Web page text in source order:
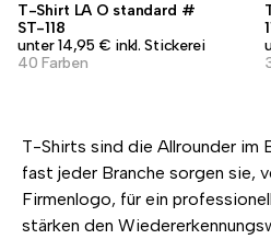
T-Shirt LA O standard #
ST-118
unter 14,95 € inkl. Stickerei
40 Farben
T-Shirts sind die Allrounder im
fast jeder Branche sorgen sie,
Firmenlogo, für ein
stärken den